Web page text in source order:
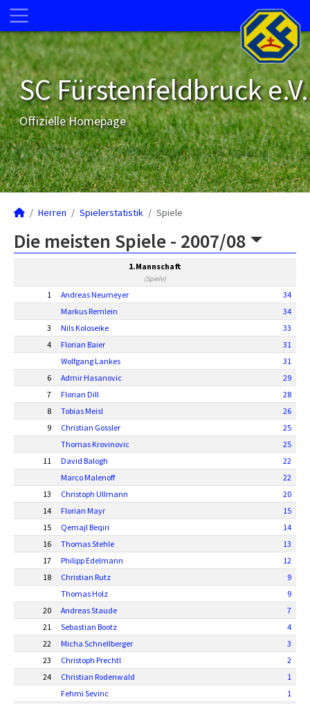
SC Fürstenfeldbruck e.V.
Offizielle Homepage
Herren Spielerstatistik Spiele
Die meisten Spiele - 2007/08
1.Mannschaft
(Spiele)
1 Andreas Neumeyer
34
Markus Remlein
34
3
Nils Koloseike
33
4
Florian Baier
31
Wolfgang Lankes
31
6
Admir Hasanovic
29
7
Florian Dill
28
8
Tobias Meisl
26
9
Christian Gossler
25
Thomas Krovinovic
25
11
David Balogh
22
Marco Malenoff
22
13
Christoph Ullmann
20
14
Florian Mayr
15
15
Qemajl Beqiri
14
16
Thomas Stehle
13
17
Philipp Edelmann
12
18
Christian Rutz
9
Thomas Holz
9
20
Andreas Staude
7
21
Sebastian Bootz
4
22
Micha Schnellberger
3
23
Christoph Prechtl
2
24
Christian Rodenwald
1
Fehmi Sevinc
1